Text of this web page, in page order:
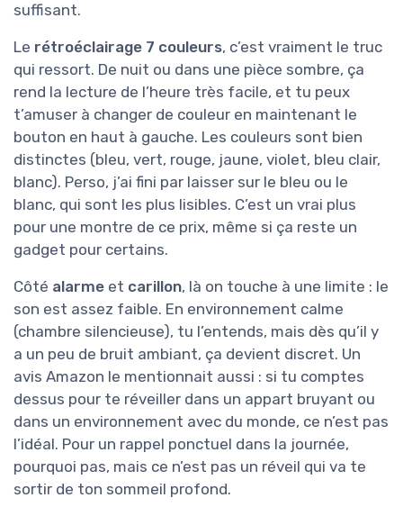
suffisant.
Le rétroéclairage 7 couleurs, c’est vraiment le truc
qui ressort. De nuit ou dans une pièce sombre, ça
rend la lecture de l’heure très facile, et tu peux
t’amuser à changer de couleur en maintenant le
bouton en haut à gauche. Les couleurs sont bien
distinctes (bleu, vert, rouge, jaune, violet, bleu clair,
blanc). Perso, j’ai fini par laisser sur le bleu ou le
blanc, qui sont les plus lisibles. C’est un vrai plus
pour une montre de ce prix, même si ça reste un
gadget pour certains.
Côté alarme et carillon, là on touche à une limite : le
son est assez faible. En environnement calme
(chambre silencieuse), tu l’entends, mais dès qu’il y
a un peu de bruit ambiant, ça devient discret. Un
avis Amazon le mentionnait aussi : si tu comptes
dessus pour te réveiller dans un appart bruyant ou
dans un environnement avec du monde, ce n’est pas
l’idéal. Pour un rappel ponctuel dans la journée,
pourquoi pas, mais ce n’est pas un réveil qui va te
sortir de ton sommeil profond.